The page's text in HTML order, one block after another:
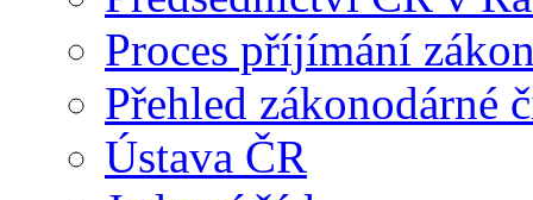
Proces příjímání
Přehled zákonodárné
Ústava ČR